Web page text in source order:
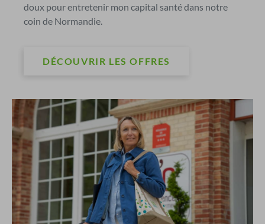
doux pour entretenir mon capital santé dans notre
coin de Normandie.
DÉCOUVRIR LES OFFRES